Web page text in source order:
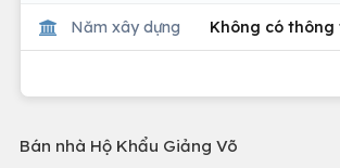
Năm xây dựng Không có thông
Bán nhà Hộ Khẩu Giảng Võ